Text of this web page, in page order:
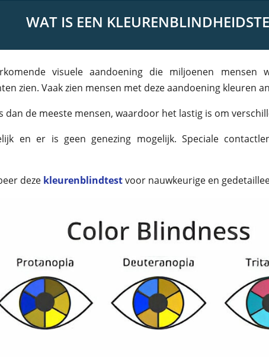
WAT IS EEN
visuele aandoening die miljoenen
zien. Vaak zien mensen met deze aandoening kleuren
dan de meeste mensen, waardoor het lastig is om
en er is geen genezing mogelijk. Speciale
deze kleurenblindtestvoor nauwkeurige en